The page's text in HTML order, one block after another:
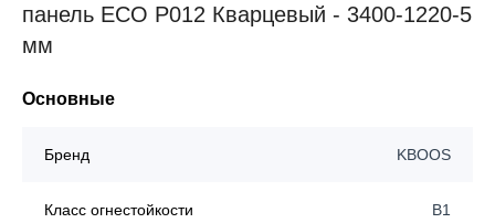
панель ECO P012 Кварцевый - 3400-1220-5
мм
Основные
Бренд KBOOS
Класс огнестойкости B1